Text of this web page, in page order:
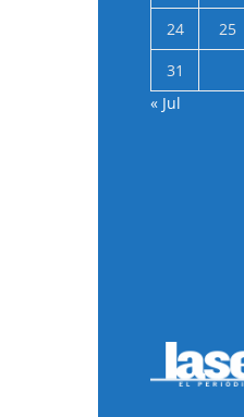
24
25
31
« Jul